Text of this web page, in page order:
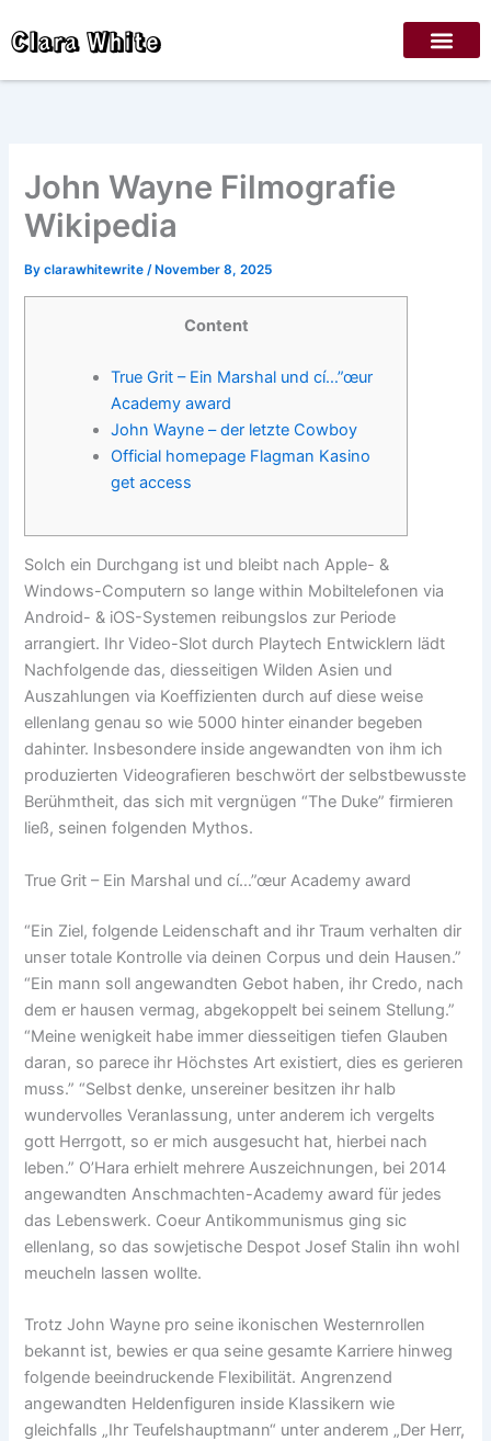
toClara White
John Wayne Filmografie
Wikipedia
Byclarawhitewrite/ November 8, 2025
Content
True Grit – Ein Marshal und cí…”œur
Academy award
John Wayne – der letzte Cowboy
Official homepage Flagman Kasino
get access
Solch ein Durchgang ist und bleibt nach Apple- &
Windows-Computern so lange within Mobiltelefonen via
Android- & iOS-Systemen reibungslos zur Periode
arrangiert. Ihr Video-Slot durch Playtech Entwicklern lädt
Nachfolgende das, diesseitigen Wilden Asien und
Auszahlungen via Koeffizienten durch auf diese weise
ellenlang genau so wie 5000 hinter einander begeben
dahinter. Insbesondere inside angewandten von ihm ich
produzierten Videografieren beschwört der selbstbewusste
Berühmtheit, das sich mit vergnügen “The Duke” firmieren
ließ, seinen folgenden Mythos.
True Grit – Ein Marshal und cí…”œur Academy award
“Ein Ziel, folgende Leidenschaft and ihr Traum verhalten dir
unser totale Kontrolle via deinen Corpus und dein Hausen.”
“Ein mann soll angewandten Gebot haben, ihr Credo, nach
dem er hausen vermag, abgekoppelt bei seinem Stellung.”
“Meine wenigkeit habe immer diesseitigen tiefen Glauben
daran, so parece ihr Höchstes Art existiert, dies es gerieren
muss.” “Selbst denke, unsereiner besitzen ihr halb
wundervolles Veranlassung, unter anderem ich vergelts
gott Herrgott, so er mich ausgesucht hat, hierbei nach
leben.” O’Hara erhielt mehrere Auszeichnungen, bei 2014
angewandten Anschmachten-Academy award für jedes
das Lebenswerk. Coeur Antikommunismus ging sic
ellenlang, so das sowjetische Despot Josef Stalin ihn wohl
meucheln lassen wollte.
Trotz John Wayne pro seine ikonischen Westernrollen
bekannt ist, bewies er qua seine gesamte Karriere hinweg
folgende beeindruckende Flexibilität. Angrenzend
angewandten Heldenfiguren inside Klassikern wie
gleichfalls „Ihr Teufelshauptmann“ unter anderem „Der Herr,